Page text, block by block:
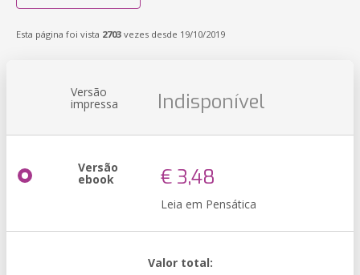
Esta página foi vista 2703 vezes desde 19/10/2019
Versão
impressa Indisponível
Versão
ebook € 3,48
Leia em Pensática
Valor total: